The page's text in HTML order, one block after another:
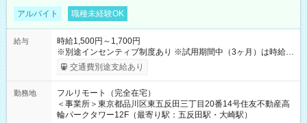
アルバイト 職種未経験OK
給与
時給1,500円～1,700円
※別途インセンティブ制度あり ※試用期間中（3ヶ月）は時給
1,400円 【試用期間】試用期間あり 試用期間の長さ：3ヶ月
※ 雇用形態と給与に、本採用時と異なる部分があります。 雇用
初回3ヶ月契約、以降は6ヶ月毎に更新 ・試用期間：3ヶ月 ・契
約更新：あり（契約満了時の業務量、勤務態度、勤務成績によ
り判断）、更新上限なし
交通費別途支給あり
勤務地
フルリモート（完全在宅）
＜事業所＞東京都品川区東五反田三丁目20番14号住友不動産高
輪パークタワー12F（最寄り駅：五反田駅・大崎駅）